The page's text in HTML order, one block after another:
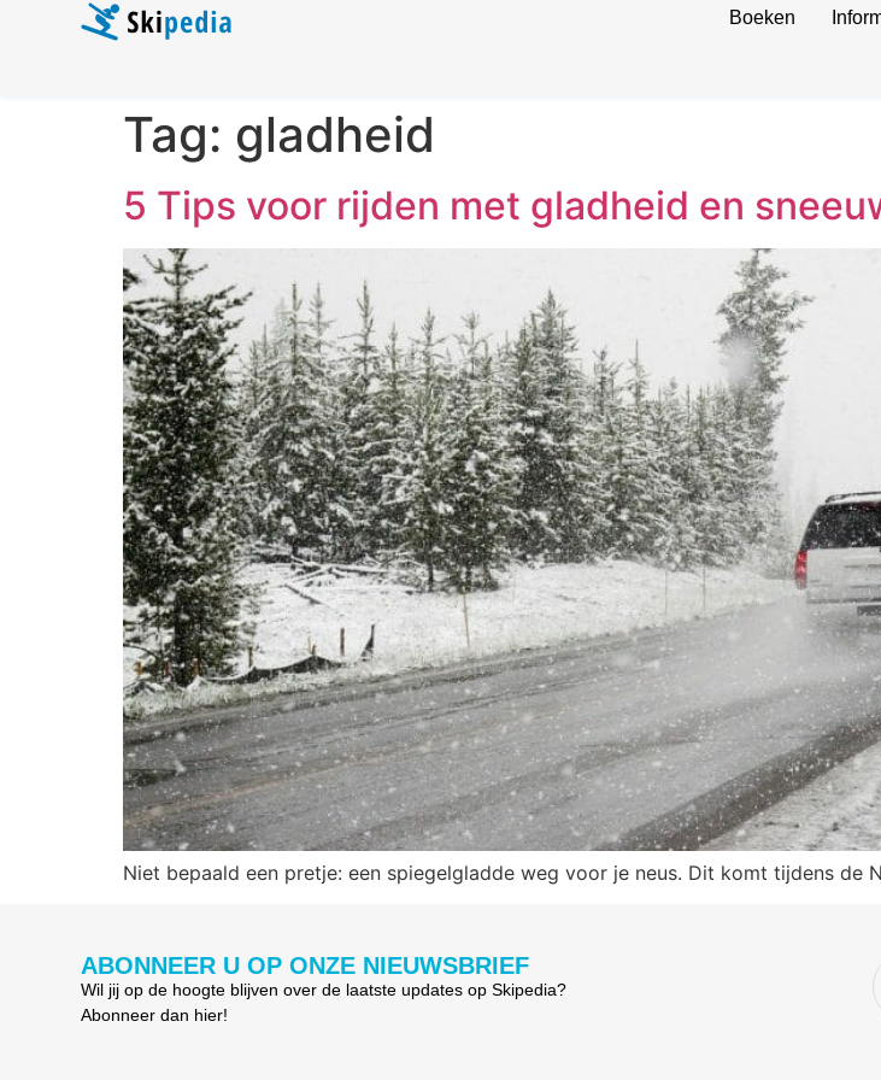
Boeken
Tag: gladheid
5 Tips voor rijden met gladheid en
Niet bepaald een pretje: een spiegelgladde weg voor je neus. Dit komt tijdens de
ABONNEER U OP ONZE NIEUWSBRIEF
Wil jij op de hoogte blijven over de laatste updates op Skipedia?
Abonneer dan hier!